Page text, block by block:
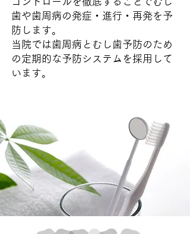
歯や歯周病の発症・進行・再発を予
防します。
当院では歯周病とむし歯予防のため
の定期的な予防システムを採用して
います。